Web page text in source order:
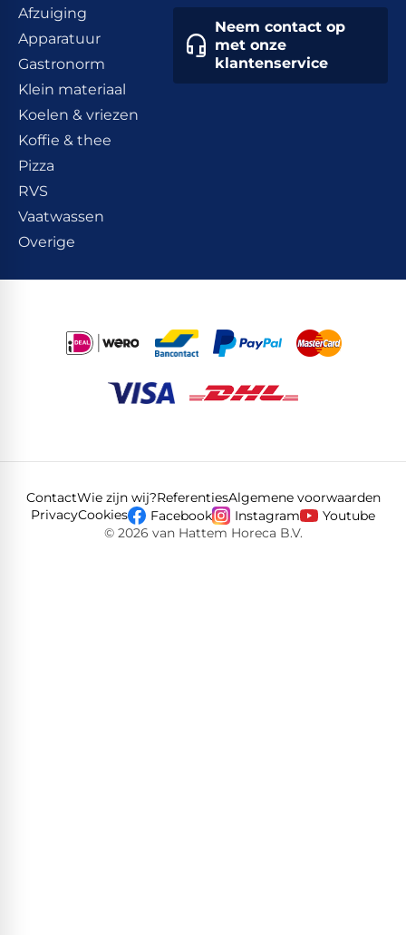
Afzuiging
Apparatuur
Gastronorm
Klein materiaal
Koelen & vriezen
Koffie & thee
Pizza
RVS
Vaatwassen
Overige
Neem contact op
met onze
klantenservice
ContactWie zijn wij?ReferentiesAlgemene voorwaarden
PrivacyCookies Facebook Instagram
Youtube
© 2026 van Hattem Horeca B.V.